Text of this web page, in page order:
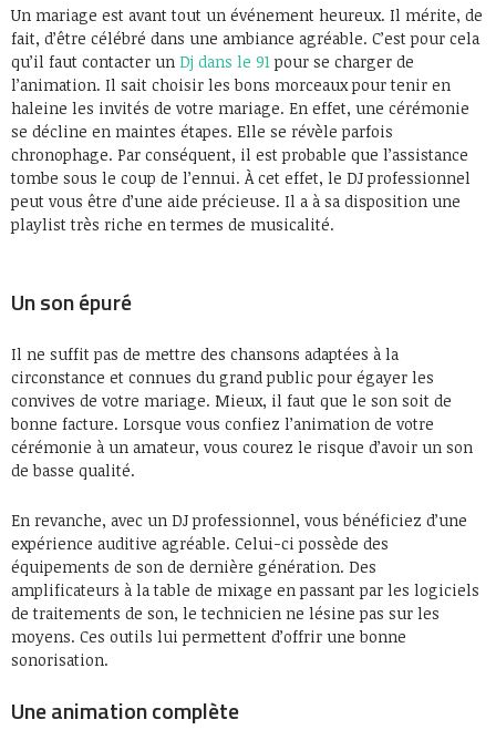
Un mariage est avant tout un événement heureux. Il mérite, de
fait, d’être célébré dans une ambiance agréable. C’est pour cela
qu’il faut contacter un Dj dans le 91pour se charger de
l’animation. Il sait choisir les bons morceaux pour tenir en
haleine les invités de votre mariage. En effet, une cérémonie
se décline en maintes étapes. Elle se révèle parfois
chronophage. Par conséquent, il est probable que l’assistance
tombe sous le coup de l’ennui. À cet effet, le DJ professionnel
peut vous être d’une aide précieuse. Il a à sa disposition une
playlist très riche en termes de musicalité.
Un son épuré
Il ne suffit pas de mettre des chansons adaptées à la
circonstance et connues du grand public pour égayer les
convives de votre mariage. Mieux, il faut que le son soit de
bonne facture. Lorsque vous confiez l’animation de votre
cérémonie à un amateur, vous courez le risque d’avoir un son
de basse qualité.
En revanche, avec un DJ professionnel, vous bénéficiez d’une
expérience auditive agréable. Celui-ci possède des
équipements de son de dernière génération. Des
amplificateurs à la table de mixage en passant par les logiciels
de traitements de son, le technicien ne lésine pas sur les
moyens. Ces outils lui permettent d’offrir une bonne
sonorisation.
Une animation complète